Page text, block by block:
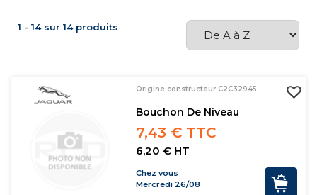
1 - 14 sur 14 produits
Origine constructeur C2C32945
Bouchon De Niveau
7,43 € TTC
6,20 € HT
Chez vous
Mercredi 26/08